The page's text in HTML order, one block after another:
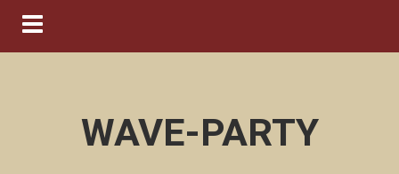
Navigation ein-/ausblenden
WAVE-PARTY